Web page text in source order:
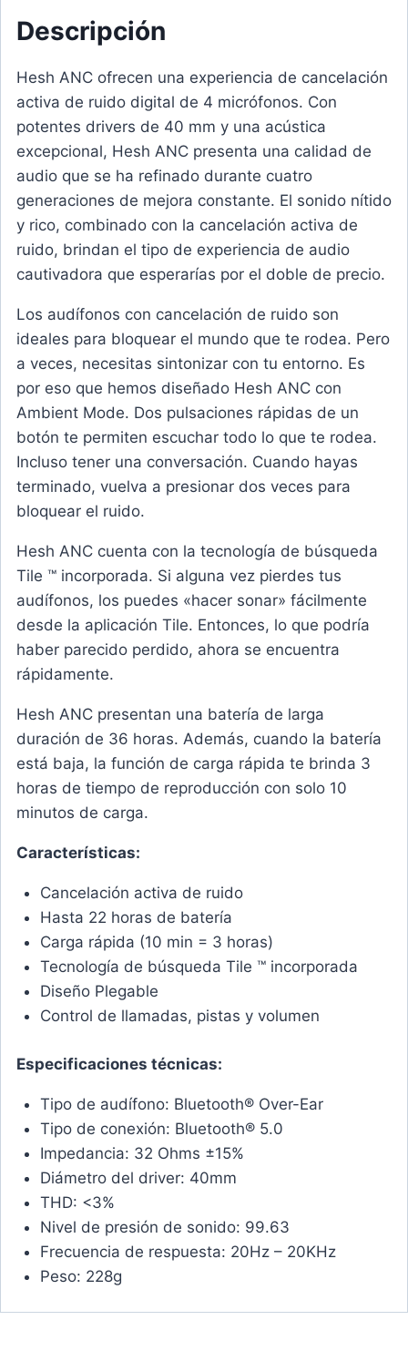
Descripción
Hesh ANC ofrecen una experiencia de cancelación
activa de ruido digital de 4 micrófonos. Con
potentes drivers de 40 mm y una acústica
excepcional, Hesh ANC presenta una calidad de
audio que se ha refinado durante cuatro
generaciones de mejora constante. El sonido nítido
y rico, combinado con la cancelación activa de
ruido, brindan el tipo de experiencia de audio
cautivadora que esperarías por el doble de precio.
Los audífonos con cancelación de ruido son
ideales para bloquear el mundo que te rodea. Pero
a veces, necesitas sintonizar con tu entorno. Es
por eso que hemos diseñado Hesh ANC con
Ambient Mode. Dos pulsaciones rápidas de un
botón te permiten escuchar todo lo que te rodea.
Incluso tener una conversación. Cuando hayas
terminado, vuelva a presionar dos veces para
bloquear el ruido.
Hesh ANC cuenta con la tecnología de búsqueda
Tile ™ incorporada. Si alguna vez pierdes tus
audífonos, los puedes «hacer sonar» fácilmente
desde la aplicación Tile. Entonces, lo que podría
haber parecido perdido, ahora se encuentra
rápidamente.
Hesh ANC presentan una batería de larga
duración de 36 horas. Además, cuando la batería
está baja, la función de carga rápida te brinda 3
horas de tiempo de reproducción con solo 10
minutos de carga.
Características:
Cancelación activa de ruido
Hasta 22 horas de batería
Carga rápida (10 min = 3 horas)
Tecnología de búsqueda Tile ™ incorporada
Diseño Plegable
Control de llamadas, pistas y volumen
Especificaciones técnicas:
Tipo de audífono: Bluetooth® Over-Ear
Tipo de conexión: Bluetooth® 5.0
Impedancia: 32 Ohms ±15%
Diámetro del driver: 40mm
THD: <3%
Nivel de presión de sonido: 99.63
Frecuencia de respuesta: 20Hz – 20KHz
Peso: 228g